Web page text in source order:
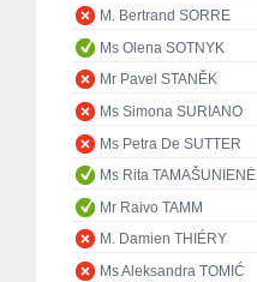
M. Bertrand SORRE
Ms Olena SOTNYK
Mr Pavel STANĚK
Ms Simona SURIANO
Ms Petra De SUTTER
Ms Rita TAMAŠUNIENĖ
Mr Raivo TAMM
M. Damien THIÉRY
Ms Aleksandra TOMIĆ